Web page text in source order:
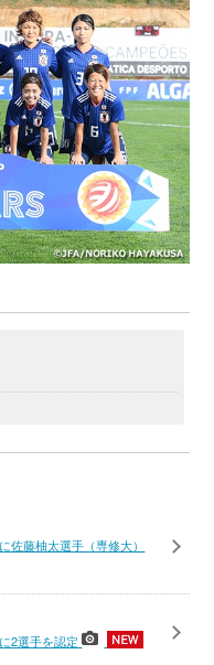
佐藤柚太選手（専修大）
2選手を認定